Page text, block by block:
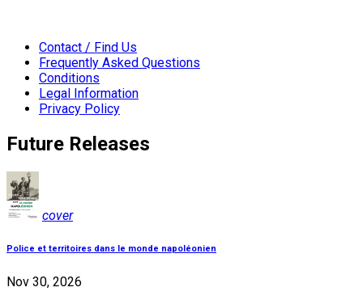
Contact / Find Us
Frequently Asked Questions
Conditions
Legal Information
Privacy Policy
Future Releases
cover
Police et territoires dans le monde napoléonien
Nov 30, 2026